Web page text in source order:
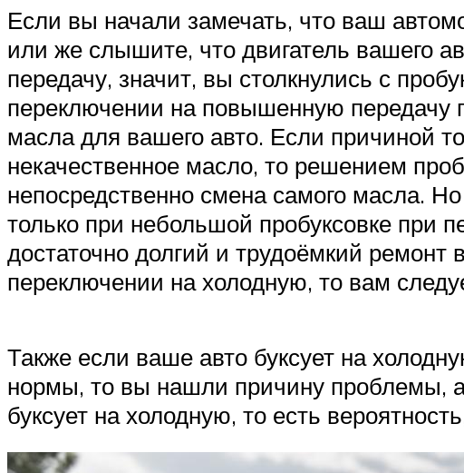
Если вы начали замечать, что ваш
или же слышите, что двигатель вашего
передачу, значит, вы столкнулись с
переключении на повышенную передачу
масла для вашего авто. Если причиной
некачественное масло, то решением
непосредственно смена самого масла.
только при небольшой пробуксовке при
достаточно долгий и трудоёмкий
переключении на холодную, то вам
Также если ваше авто буксует на
нормы, то вы нашли причину проблемы,
буксует на холодную, то есть